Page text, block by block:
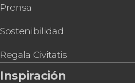
Prensa
Sostenibilidad
Regala Civitatis
Inspiración